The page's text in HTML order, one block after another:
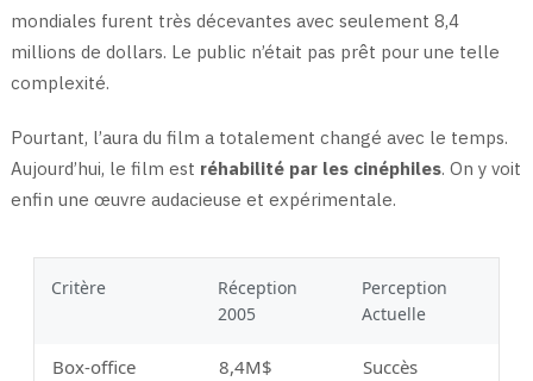
mondiales furent très décevantes avec seulement 8,4
millions de dollars. Le public n’était pas prêt pour une telle
complexité.
Pourtant, l’aura du film a totalement changé avec le temps.
Aujourd’hui, le film est réhabilité par les cinéphiles. On y voit
enfin une œuvre audacieuse et expérimentale.
Critère
Réception
2005
Perception
Actuelle
Box-office
8,4M$
Succès